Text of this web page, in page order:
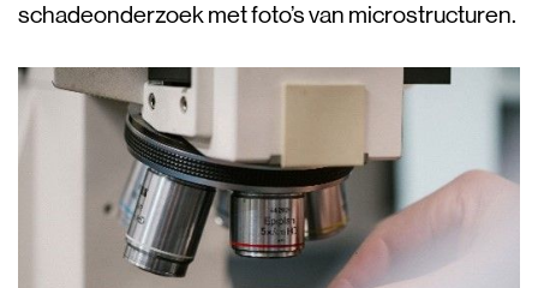
schadeonderzoek met foto’s van microstructuren.